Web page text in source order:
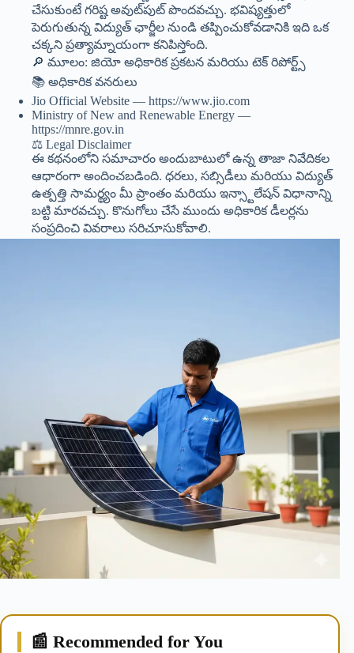
చేసుకుంటే గరిష్ట అవుట్‌పుట్ పొందవచ్చు. భవిష్యత్తులో
పెరుగుతున్న విద్యుత్ ఛార్జీల నుండి తప్పించుకోవడానికి ఇది ఒక
చక్కని ప్రత్యామ్నాయంగా కనిపిస్తోంది.
🔎 మూలం: జియో అధికారిక ప్రకటన మరియు టెక్ రిపోర్ట్స్
📚 అధికారిక వనరులు
Jio Official Website — https://www.jio.com
Ministry of New and Renewable Energy —
https://mnre.gov.in
⚖ Legal Disclaimer
ఈ కథనంలోని సమాచారం అందుబాటులో ఉన్న తాజా నివేదికల
ఆధారంగా అందించబడింది. ధరలు, సబ్సిడీలు మరియు విద్యుత్
ఉత్పత్తి సామర్థ్యం మీ ప్రాంతం మరియు ఇన్స్టాలేషన్ విధానాన్ని
బట్టి మారవచ్చు. కొనుగోలు చేసే ముందు అధికారిక డీలర్లను
సంప్రదించి వివరాలు సరిచూసుకోవాలి.
📰 Recommended for You